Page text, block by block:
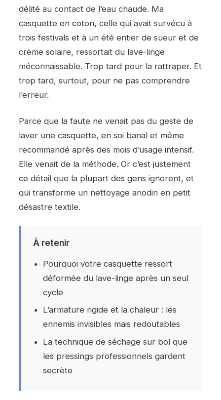
délité au contact de l’eau chaude. Ma
casquette en coton, celle qui avait survécu à
trois festivals et à un été entier de sueur et de
crème solaire, ressortait du lave-linge
méconnaissable. Trop tard pour la rattraper. Et
trop tard, surtout, pour ne pas comprendre
l’erreur.
Parce que la faute ne venait pas du geste de
laver une casquette, en soi banal et même
recommandé après des mois d’usage intensif.
Elle venait de la méthode. Or c’est justement
ce détail que la plupart des gens ignorent, et
qui transforme un nettoyage anodin en petit
désastre textile.
À retenir
Pourquoi votre casquette ressort
déformée du lave-linge après un seul
cycle
L’armature rigide et la chaleur : les
ennemis invisibles mais redoutables
La technique de séchage sur bol que
les pressings professionnels gardent
secrète